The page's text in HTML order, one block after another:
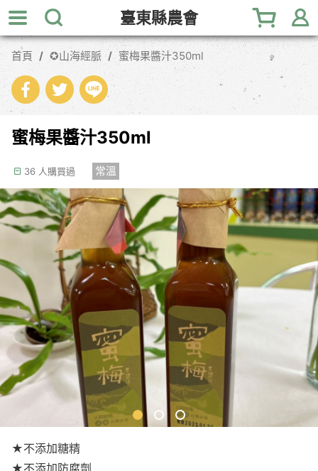
跳
到
主
內
臺東縣農會
首頁 ✪山海經脈 蜜梅果醬汁350ml
蜜梅果醬汁350ml
36 人購買過 常溫
★不添加糖精
★不添加防腐劑